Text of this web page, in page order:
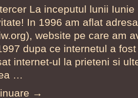
La inceputul lunii
In 1996 am aflat
website pe care am
dupa ce internetul a
internet-ul la prieteni si
…
→